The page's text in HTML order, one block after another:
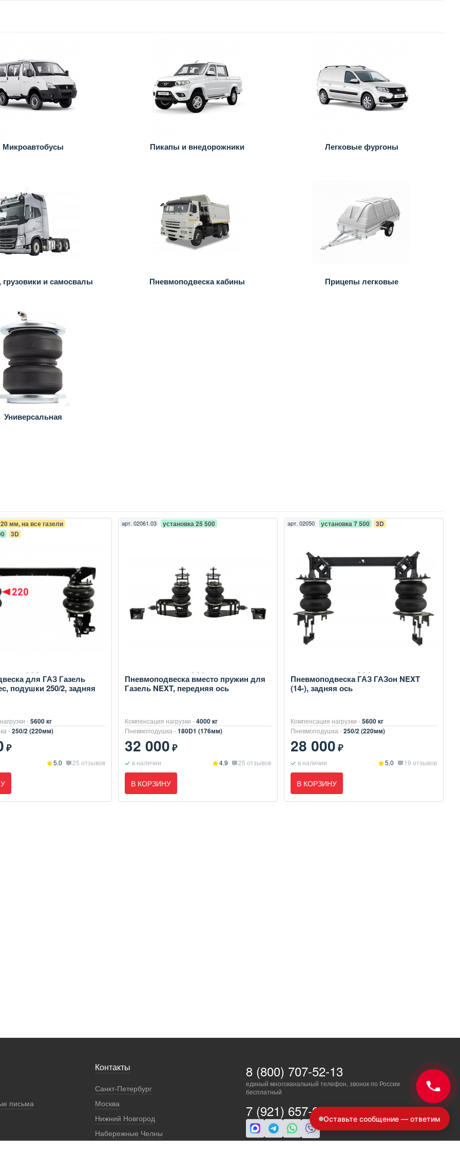
Микроавтобусы Пикапы и внедорожники Легковые фургоны
грузовики и самосвалы Пневмоподвеска кабины Прицепы легковые
Универсальная
мм, на все газели
3D
для ГАЗ Газель
подушки 250/2, задняя
-5600 кг
-250/2 (220мм)
₽
5.0 25 отзывов
арт. 02061.03 установка 25 500
Пневмоподвеска вместо пружин для
Газель NEXT, передняя ось
Компенсация нагрузки -4000 кг
Пневмоподушка -180D1 (176мм)
32 000₽
в наличии 4.9 25 отзывов
В КОРЗИНУ
арт. 02050 установка 7 500 3D
Пневмоподвеска ГАЗ ГАЗон NEXT
(14-), задняя ось
Компенсация нагрузки -5600 кг
Пневмоподушка -250/2 (220мм)
28 000₽
в наличии 5.0 19 отзывов
В КОРЗИНУ
письма
Контакты
Санкт-Петербург
Москва
Нижний Новгород
Набережные Челны
8 (800) 707-52-13
единый многоканальный телефон, звонок по России
бесплатный
7 (921) 657-98-77Оставьте сообщение — ответим